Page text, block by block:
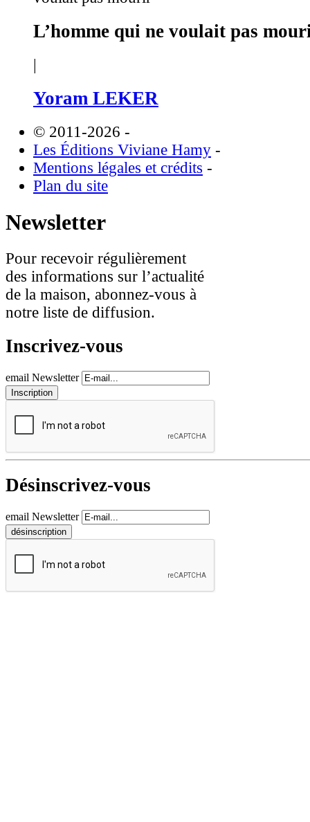
L’homme qui ne voulait pas
|
Yoram LEKER
© 2011-2026 -
Les Éditions Viviane Hamy -
Mentions légales et crédits -
Plan du site
Newsletter
Pour recevoir régulièrement
des informations sur l’actualité
de la maison, abonnez-vous à
notre liste de diffusion.
Inscrivez-vous
email Newsletter
Désinscrivez-vous
email Newsletter